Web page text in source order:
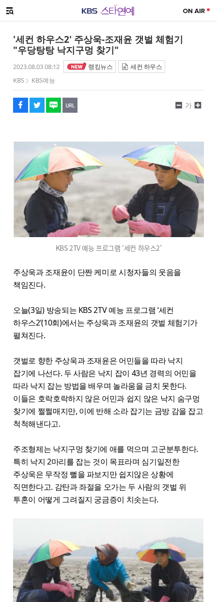
메뉴 열기
'세컨 하우스2' 주상욱-조재윤 갯벌 체험기
"우당탕탕 낙지구멍 찾기"
2023.08.03 08:12 랭킹뉴스
세컨 하우스
KBS
KBS예능
페이스북
트위터
네이버
URL복사
글씨 작게보기
가
글씨 크게보기
KBS 2TV 예능 프로그램 ‘세컨 하우스2’
주상욱과 조재윤이 단짠 케미로 시청자들의 웃음을
책임진다.
오늘(3일) 방송되는 KBS 2TV 예능 프로그램 ‘세컨
하우스2’(10회)에서는 주상욱과 조재윤의 갯벌 체험기가
펼쳐진다.
갯벌로 향한 주상욱과 조재윤은 어민들을 따라 낙지
잡기에 나선다. 두 사람은 낙지 잡이 43년 경력의 어민을
따라 낙지 잡는 방법을 배우며 놀라움을 금치 못한다.
이들은 호락호락하지 않은 어민과 쉽지 않은 낙지 숨구멍
찾기에 쩔쩔매지만, 이에 반해 소라 잡기는 금방 감을 잡고
척척해낸다고.
주조형제는 낙지구멍 찾기에 애를 먹으며 고군분투한다.
특히 낙지 2마리를 잡는 것이 목표라며 심기일전한
주상욱은 무작정 뻘을 파보지만 쉽지않은 상황에
직면한다고. 감탄과 좌절을 오가는 두 사람의 갯벌 위
투혼이 어떻게 그려질지 궁금증이 치솟는다.